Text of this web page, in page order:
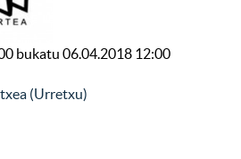
bukatu 06.04.2018 12:00
(Urretxu)